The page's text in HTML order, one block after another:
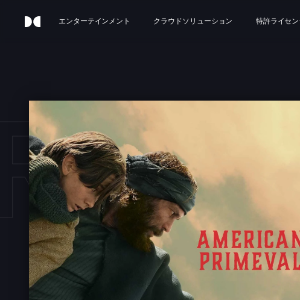
エンターテインメント クラウドソリューション 特許ライセン